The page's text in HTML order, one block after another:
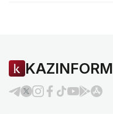
KAZINFORM